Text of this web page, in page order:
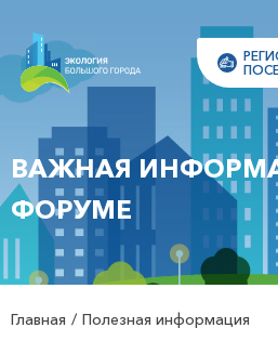
ВАЖНАЯ
ФОРУМЕ
Главная Полезная информация